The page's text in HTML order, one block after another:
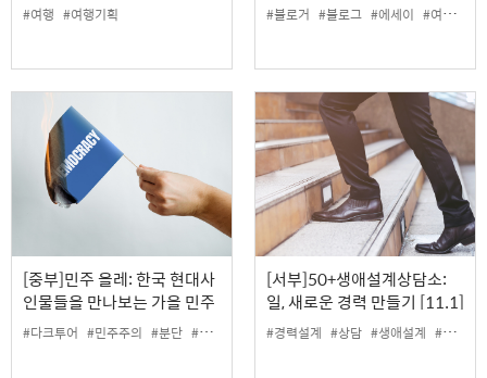
#여행 #여행기획 #블로거 #블로그 #에세이 #여행
[중부]민주 올레: 한국 현대사
인물들을 만나보는 가을 민주
ㆍ인권 순례길
#다크투어 #민주주의 #분단 #여행
[서부]50+생애설계상담소:
일, 새로운 경력 만들기 [11.1]
#경력설계 #상담 #생애설계 #컨설턴트